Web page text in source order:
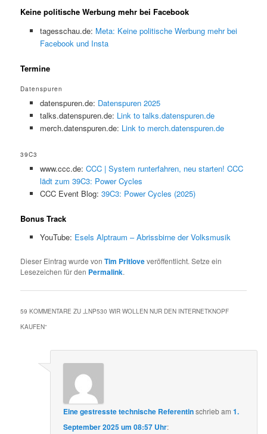
Keine politische Werbung mehr bei Facebook
tagesschau.de: Meta: Keine politische Werbung mehr bei
Facebook und Insta
Termine
Datenspuren
datenspuren.de: Datenspuren 2025
talks.datenspuren.de: Link to talks.datenspuren.de
merch.datenspuren.de: Link to merch.datenspuren.de
39C3
www.ccc.de: CCC | System runterfahren, neu starten! CCC
lädt zum 39C3: Power Cycles
CCC Event Blog: 39C3: Power Cycles (2025)
Bonus Track
YouTube: Esels Alptraum – Abrissbirne der Volksmusik
Dieser Eintrag wurde vonTim Pritloveveröffentlicht. Setze ein
Lesezeichen für den Permalink.
59 KOMMENTARE ZU „LNP530 WIR WOLLEN NUR DEN INTERNETKNOPF
KAUFEN“
Eine gestresste technische Referentinschriebam1.
September 2025 um 08:57 Uhr: